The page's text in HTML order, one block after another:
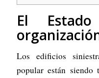
El
Los edificios
popular están